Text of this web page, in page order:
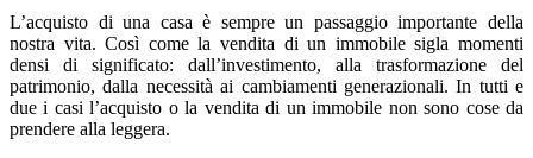
L’acquisto di una casa è sempre un passaggio importante della
nostra vita. Così come la vendita di un immobile sigla momenti
densi di significato: dall’investimento, alla trasformazione del
patrimonio, dalla necessità ai cambiamenti generazionali. In tutti e
due i casi l’acquisto o la vendita di un immobile non sono cose da
prendere alla leggera.